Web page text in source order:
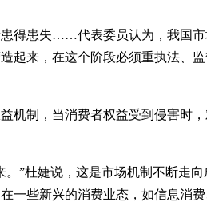
得患失……代表委员认为，我国市
起来，在这个阶段必须重执法、监
机制，当消费者权益受到侵害时
”杜婕说，这是市场机制不断走向
一些新兴的消费业态，如信息消